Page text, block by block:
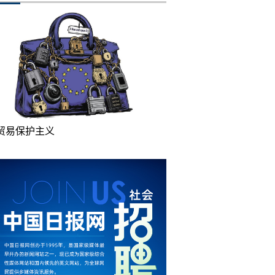
易保护主义